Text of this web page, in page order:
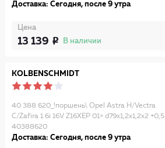
Доставка: Сегодня, после 9 утра
Цена
13 139 В наличии
KOLBENSCHMIDT
40 388 620_!поршень\ Opel Astra H/Vectra
C/Zafira 1.6i 16V Z16XEP 01> d79x1,2x1,2x2 +0,5
40388620
Доставка: Сегодня, после 9 утра